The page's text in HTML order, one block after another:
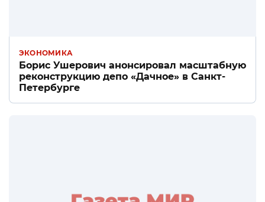
ЭКОНОМИКА
Борис Ушерович анонсировал масштабную
реконструкцию депо «Дачное» в Санкт-
Петербурге